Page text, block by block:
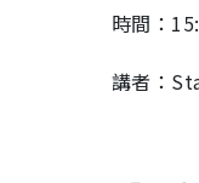
時間：
講者：